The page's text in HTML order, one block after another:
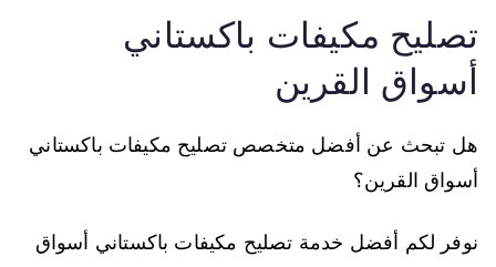
تصليح مكيفات باكستاني
أسواق القرين
هل تبحث عن أفضل متخصص تصليح مكيفات باكستاني
أسواق القرين؟
نوفر لكم أفضل خدمة تصليح مكيفات باكستاني أسواق